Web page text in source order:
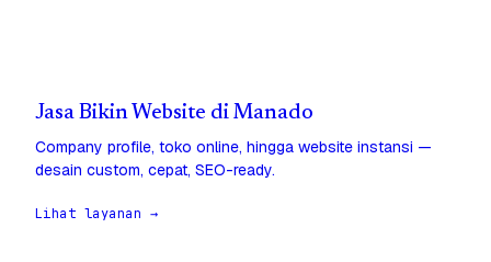
Jasa Bikin Website di Manado
Company profile, toko online, hingga website instansi —
desain custom, cepat, SEO-ready.
Lihat layanan →